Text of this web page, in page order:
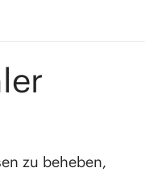
zu beheben,